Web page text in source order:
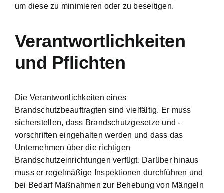
um diese zu minimieren oder zu beseitigen.
Verantwortlichkeiten
und Pflichten
Die Verantwortlichkeiten eines
Brandschutzbeauftragten sind vielfältig. Er muss
sicherstellen, dass Brandschutzgesetze und -
vorschriften eingehalten werden und dass das
Unternehmen über die richtigen
Brandschutzeinrichtungen verfügt. Darüber hinaus
muss er regelmäßige Inspektionen durchführen und
bei Bedarf Maßnahmen zur Behebung von Mängeln